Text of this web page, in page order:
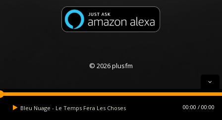
© 2026 plusfm
Bleu Nuage - Le Temps Fera Les Choses 00:00 00:00